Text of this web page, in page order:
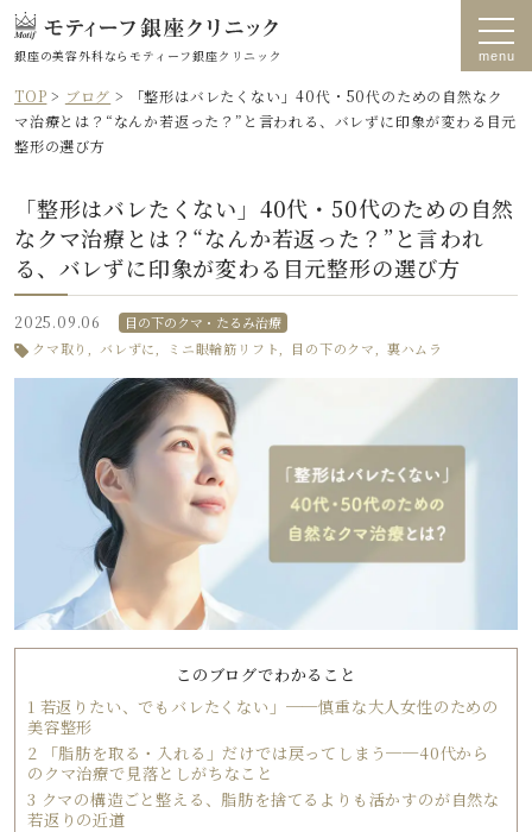
銀座の美容外科なら モティーフ銀座クリニック
TOP > ブログ >
「整形はバレたくない」40代・50代のための自然なク
マ治療とは？“なんか若返った？”と言われる、バレずに印象が変わる目元
整形の選び方
「整形はバレたくない」40代・50代のための自然
なクマ治療とは？“なんか若返った？”と言われ
る、バレずに印象が変わる目元整形の選び方
2025.09.06
目の下のクマ・たるみ治療
クマ取り
バレずに ミニ眼輪筋リフト 目の下のクマ 裏ハムラ
このブログでわかること
1 若返りたい、でもバレたくない」──慎重な大人女性のための
美容整形
2 「脂肪を取る・入れる」だけでは戻ってしまう──40代から
のクマ治療で見落としがちなこと
3 クマの構造ごと整える、脂肪を捨てるよりも活かすのが自然な
若返りの近道